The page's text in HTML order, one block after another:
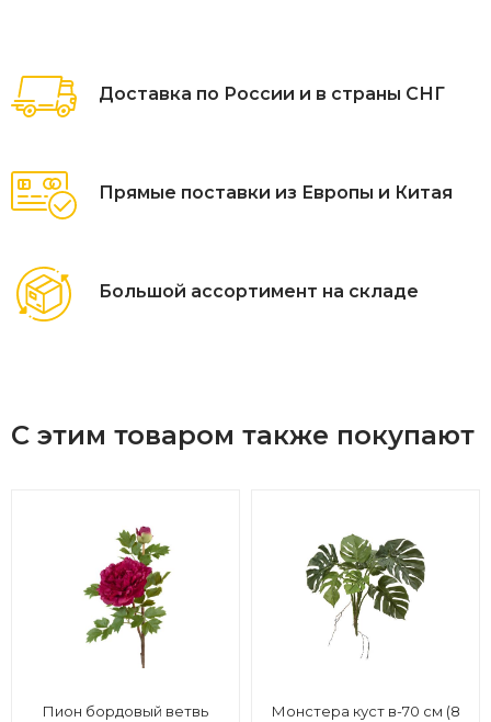
Доставка по России и в страны СНГ
Прямые поставки из Европы и Китая
Большой ассортимент на складе
С этим товаром также покупают
Пион бордовый ветвь
Монстера куст в-70 см (8